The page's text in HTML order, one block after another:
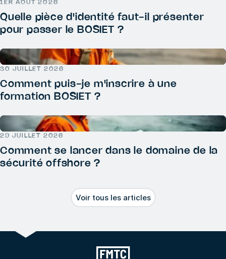
1ER AOÛT 2026
Quelle pièce d'identité faut-il présenter
pour passer le BOSIET ?
30 JUILLET 2026
Comment puis-je m'inscrire à une
formation BOSIET ?
29 JUILLET 2026
Comment se lancer dans le domaine de la
sécurité offshore ?
Voir tous les articles